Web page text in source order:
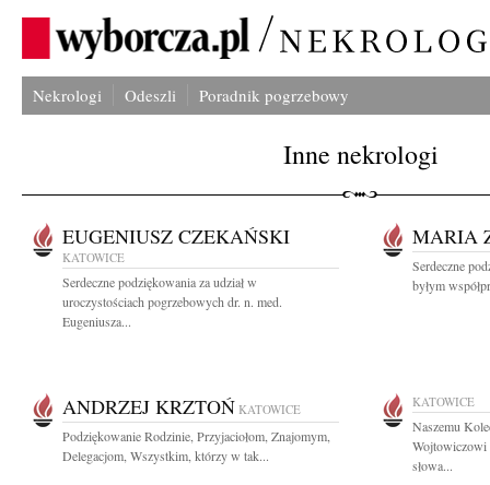
Nekrologi Odeszli Poradnik pogrzebowy
Inne nekrologi
EUGENIUSZ CZEKAŃSKI
KATOWICE
Serdeczne podziękowania za udział w
uroczystościach pogrzebowych dr. n. med.
Eugeniusza...
MARIA
Serdeczne
byłym
ANDRZEJ KRZTOŃ KATOWICE
Podziękowanie Rodzinie, Przyjaciołom, Znajomym,
Delegacjom, Wszystkim, którzy w tak...
KATOWICE
Naszemu
Wojtowiczowi
słowa...